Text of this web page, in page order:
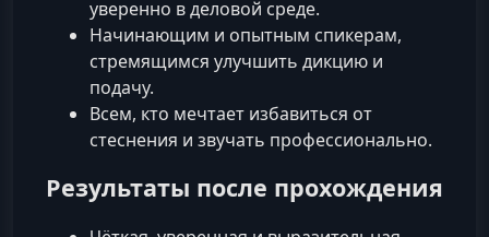
уверенно в деловой среде.
Начинающим и опытным спикерам,
стремящимся улучшить дикцию и
подачу.
Всем, кто мечтает избавиться от
стеснения и звучать профессионально.
Результаты после прохождения